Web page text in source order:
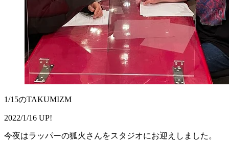
1/15のTAKUMIZM
2022/1/16 UP!
今夜はラッパーの狐火さんをスタジオにお迎えしました。